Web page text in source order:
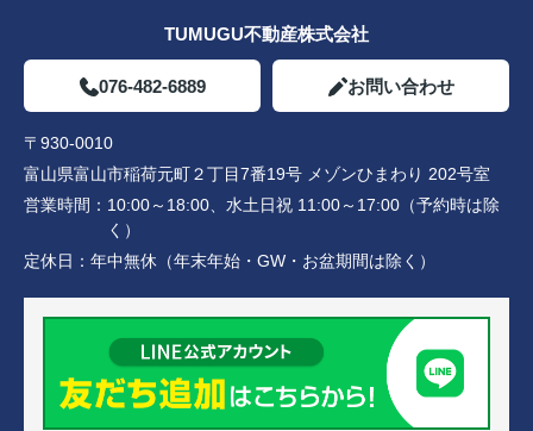
TUMUGU不動産株式会社
076-482-6889 お問い合わせ
〒930-0010
富山県富山市稲荷元町２丁目7番19号 メゾンひまわり 202号室
営業時間： 10:00～18:00、水土日祝 11:00～17:00（予約時は除
く）
定休日： 年中無休（年末年始・GW・お盆期間は除く）